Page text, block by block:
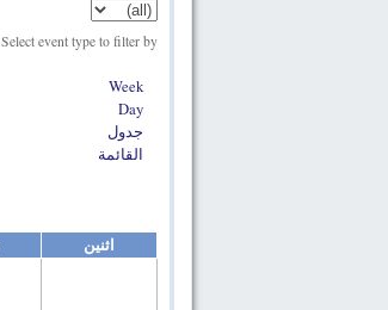
Select event type to filter by
Week
Day
جدول
القائمة
اثنين